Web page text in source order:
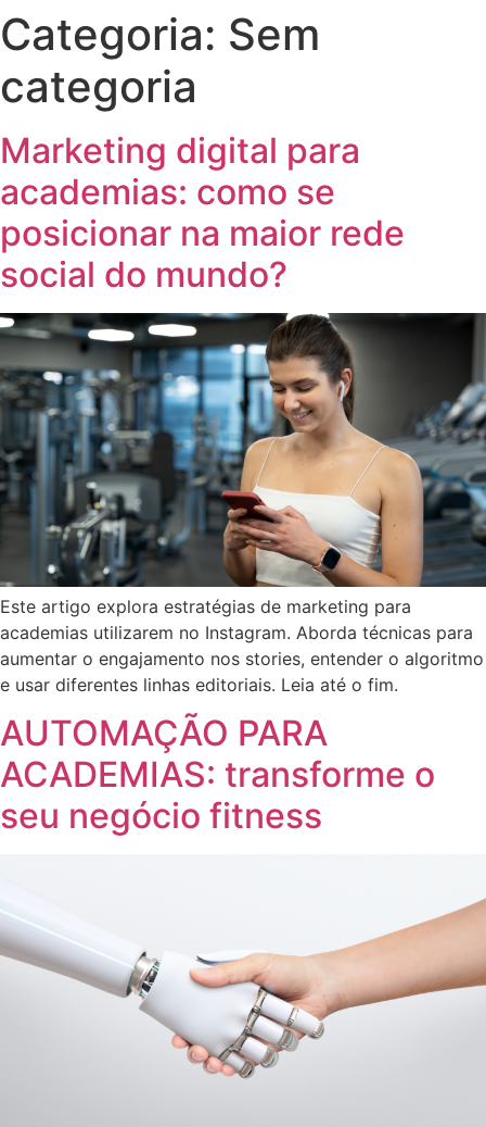
Categoria: Sem
categoria
Marketing digital para
academias: como se
posicionar na maior rede
social do mundo?
Este artigo explora estratégias de marketing para
academias utilizarem no Instagram. Aborda técnicas para
aumentar o engajamento nos stories, entender o algoritmo
e usar diferentes linhas editoriais. Leia até o fim.
AUTOMAÇÃO PARA
ACADEMIAS: transforme o
seu negócio fitness